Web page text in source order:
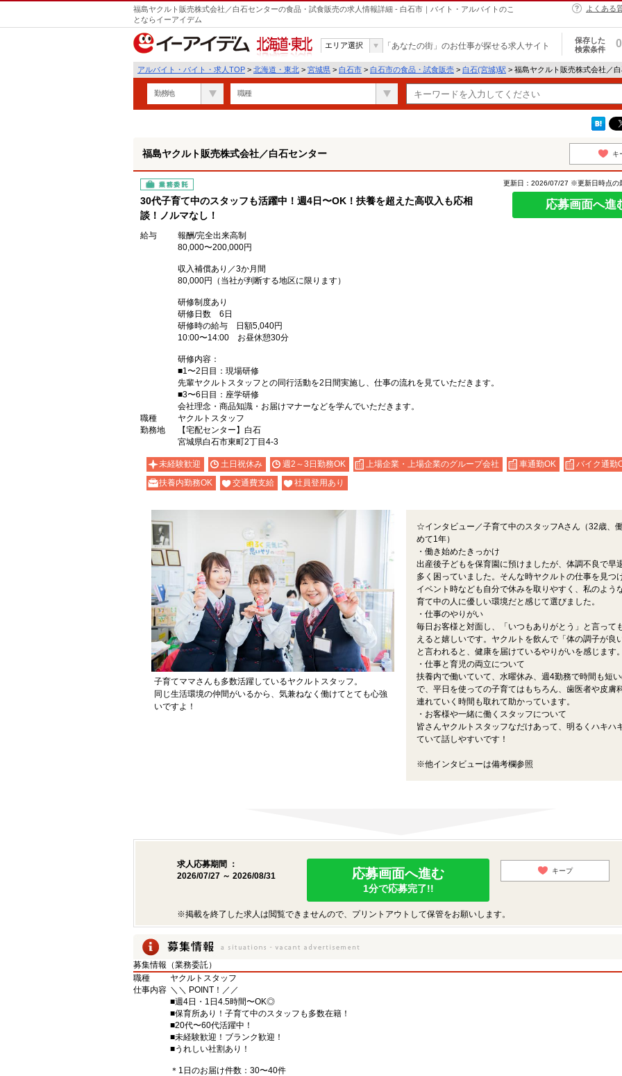
福島ヤクルト販売株式会社／白石センターの食品・試食販売の求人情報詳細 - 白石市｜バイト・アルバイトのこ
とならイーアイデム
よくある
北海道・東北
エリア選択 「あなたの街」のお仕事が探せる求人サイト
保存した
検索条件
0
アルバイト・バイト・求人TOP > 北海道・東北 > 宮城県 > 白石市 > 白石市の食品・試食販売 > 白石(宮城)駅 > 福島ヤクルト販売株式会社／
勤務地 職種
福島ヤクルト販売株式会社／白石センター キ
業務委託
30代子育て中のスタッフも活躍中！週4日〜OK！扶養を超えた高収入も応相
談！ノルマなし！
更新日：2026/07/27 ※更新日時点の
応募画面へ進
給与
報酬/完全出来高制
80,000〜200,000円
収入補償あり／3か月間
80,000円（当社が判断する地区に限ります）
研修制度あり
研修日数 6日
研修時の給与 日額5,040円
10:00〜14:00 お昼休憩30分
研修内容：
■1〜2日目：現場研修
先輩ヤクルトスタッフとの同行活動を2日間実施し、仕事の流れを見ていただきます。
■3〜6日目：座学研修
会社理念・商品知識・お届けマナーなどを学んでいただきます。
職種
ヤクルトスタッフ
勤務地
【宅配センター】白石
宮城県白石市東町2丁目4-3
未経験歓迎 土日祝休み 週2～3日勤務OK 上場企業・上場企業のグループ会社 車通勤OK
バイク通勤
扶養内勤務OK
交通費支給 社員登用あり
子育てママさんも多数活躍しているヤクルトスタッフ。
同じ生活環境の仲間がいるから、気兼ねなく働けてとても心強
いですよ！
☆インタビュー／子育て中のスタッフAさん（32歳、
めて1年）
・働き始めたきっかけ
出産後子どもを保育園に預けましたが、体調不良で早
多く困っていました。そんな時ヤクルトの仕事を見つけ
イベント時なども自分で休みを取りやすく、私のよう
育て中の人に優しい環境だと感じて選びました。
・仕事のやりがい
毎日お客様と対面し、「いつもありがとう」と言って
えると嬉しいです。ヤクルトを飲んで「体の調子が良い
と言われると、健康を届けているやりがいを感じます。
・仕事と育児の両立について
扶養内で働いていて、水曜休み、週4勤務で時間も短
で、平日を使っての子育てはもちろん、歯医者や皮膚
連れていく時間も取れて助かっています。
・お客様や一緒に働くスタッフについて
皆さんヤクルトスタッフなだけあって、明るくハキハ
ていて話しやすいです！
※他インタビューは備考欄参照
求人応募期間 ：
2026/07/27 ～ 2026/08/31
応募画面へ進む
1分で応募完了!!
キープ
※掲載を終了した求人は閲覧できませんので、プリントアウトして保管をお願いします。
募集情報（業務委託）
職種
ヤクルトスタッフ
仕事内容 ＼＼ POINT！／／
■週4日・1日4.5時間〜OK◎
■保育所あり！子育て中のスタッフも多数在籍！
■20代〜60代活躍中！
■未経験歓迎！ブランク歓迎！
■うれしい社割あり！
＊1日のお届け件数：30〜40件